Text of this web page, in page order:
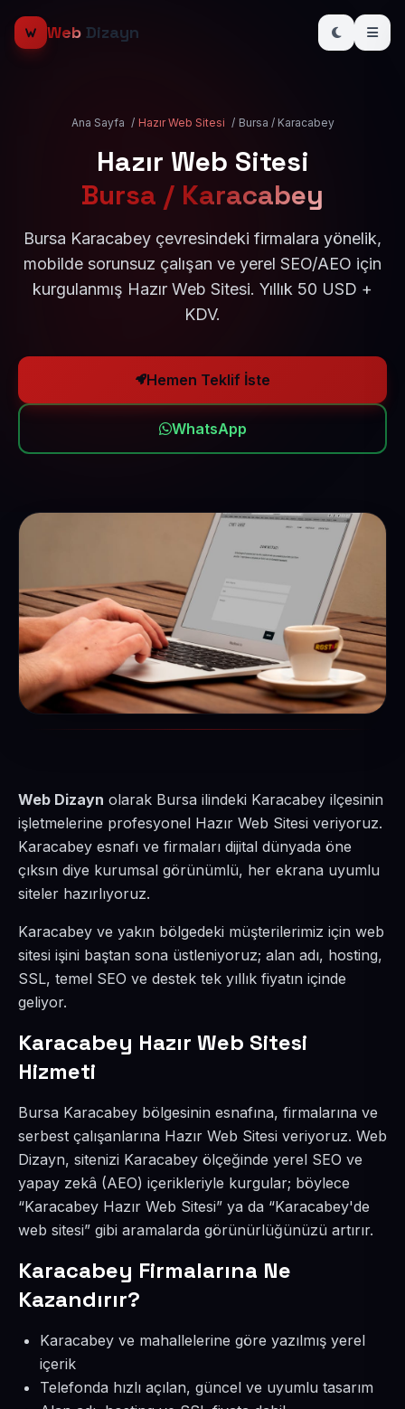
Web Dizayn
Ana Sayfa / Hazır Web Sitesi / Bursa / Karacabey
Hazır Web Sitesi
Bursa / Karacabey
Bursa Karacabey çevresindeki firmalara yönelik,
mobilde sorunsuz çalışan ve yerel SEO/AEO için
kurgulanmış Hazır Web Sitesi. Yıllık 50 USD +
KDV.
Hemen Teklif İste
WhatsApp
Web Dizayn olarak Bursa ilindeki Karacabey ilçesinin
işletmelerine profesyonel Hazır Web Sitesi veriyoruz.
Karacabey esnafı ve firmaları dijital dünyada öne
çıksın diye kurumsal görünümlü, her ekrana uyumlu
siteler hazırlıyoruz.
Karacabey ve yakın bölgedeki müşterilerimiz için web
sitesi işini baştan sona üstleniyoruz; alan adı, hosting,
SSL, temel SEO ve destek tek yıllık fiyatın içinde
geliyor.
Karacabey Hazır Web Sitesi
Hizmeti
Bursa Karacabey bölgesinin esnafına, firmalarına ve
serbest çalışanlarına Hazır Web Sitesi veriyoruz. Web
Dizayn, sitenizi Karacabey ölçeğinde yerel SEO ve
yapay zekâ (AEO) içerikleriyle kurgular; böylece
“Karacabey Hazır Web Sitesi” ya da “Karacabey'de
web sitesi” gibi aramalarda görünürlüğünüzü artırır.
Karacabey Firmalarına Ne
Kazandırır?
Karacabey ve mahallelerine göre yazılmış yerel
içerik
Telefonda hızlı açılan, güncel ve uyumlu tasarım